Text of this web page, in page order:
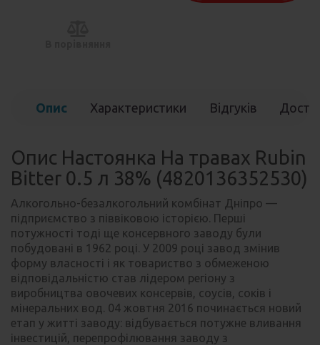
Опис Характеристики Відгуків
Опис Настоянка На травах Rubin
Bitter 0.5 л 38% (4820136352530)
Алкогольно-безалкогольний комбінат Дніпро —
підприємство з піввіковою історією. Перші
потужності тоді ще консервного заводу були
побудовані в 1962 році. У 2009 році завод змінив
форму власності і як товариство з обмеженою
відповідальністю став лідером регіону з
виробництва овочевих консервів, соусів, соків і
мінеральних вод. 04 жовтня 2016 починається новий
етап у житті заводу: відбувається потужне вливання
інвестицій, перепрофілювання заводу з